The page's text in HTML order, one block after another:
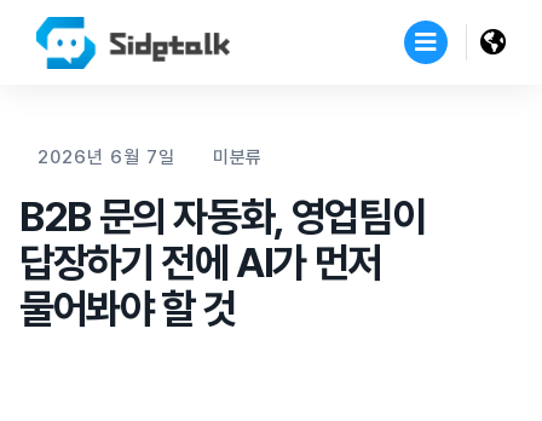
2026년 6월 7일 미분류
B2B 문의 자동화, 영업팀이
답장하기 전에 AI가 먼저
물어봐야 할 것